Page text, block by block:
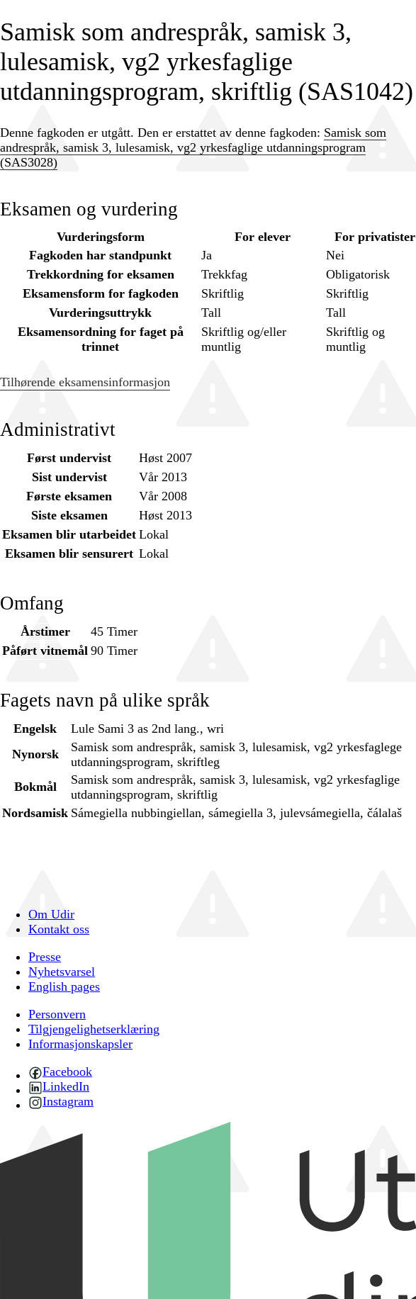
Samisk som andrespråk, samisk 3,
lulesamisk, vg2 yrkesfaglige
utdanningsprogram, skriftlig (SAS1042)
Denne fagkoden er utgått. Den er erstattet av denne fagkoden: Samisk som
andrespråk, samisk 3, lulesamisk, vg2 yrkesfaglige utdanningsprogram
(SAS3028)
Eksamen og vurdering
Vurderingsform For elever
For privatister
Fagkoden har standpunkt
Ja
Nei
Trekkordning for eksamen
Trekkfag
Obligatorisk
Eksamensform for fagkoden
Skriftlig
Skriftlig
Vurderingsuttrykk
Tall
Tall
Eksamensordning for faget på
trinnet
Skriftlig og/eller
muntlig
Skriftlig og
muntlig
Tilhørende eksamensinformasjon
Administrativt
Først undervist
Høst 2007
Sist undervist
Vår 2013
Første eksamen
Vår 2008
Siste eksamen
Høst 2013
Eksamen blir utarbeidet Lokal
Eksamen blir sensurert Lokal
Omfang
Årstimer
45 Timer
Påført vitnemål 90 Timer
Fagets navn på ulike språk
Engelsk
Lule Sami 3 as 2nd lang., wri
Nynorsk
Samisk som andrespråk, samisk 3, lulesamisk, vg2 yrkesfaglege
utdanningsprogram, skriftleg
Bokmål
Samisk som andrespråk, samisk 3, lulesamisk, vg2 yrkesfaglige
utdanningsprogram, skriftlig
Nordsamisk Sámegiella nubbingiellan, sámegiella 3, julevsámegiella, čálalaš
Om Udir
Kontakt oss
Presse
Nyhetsvarsel
English pages
Personvern
Tilgjengelighetserklæring
Informasjonskapsler
Facebook
LinkedIn
Instagram